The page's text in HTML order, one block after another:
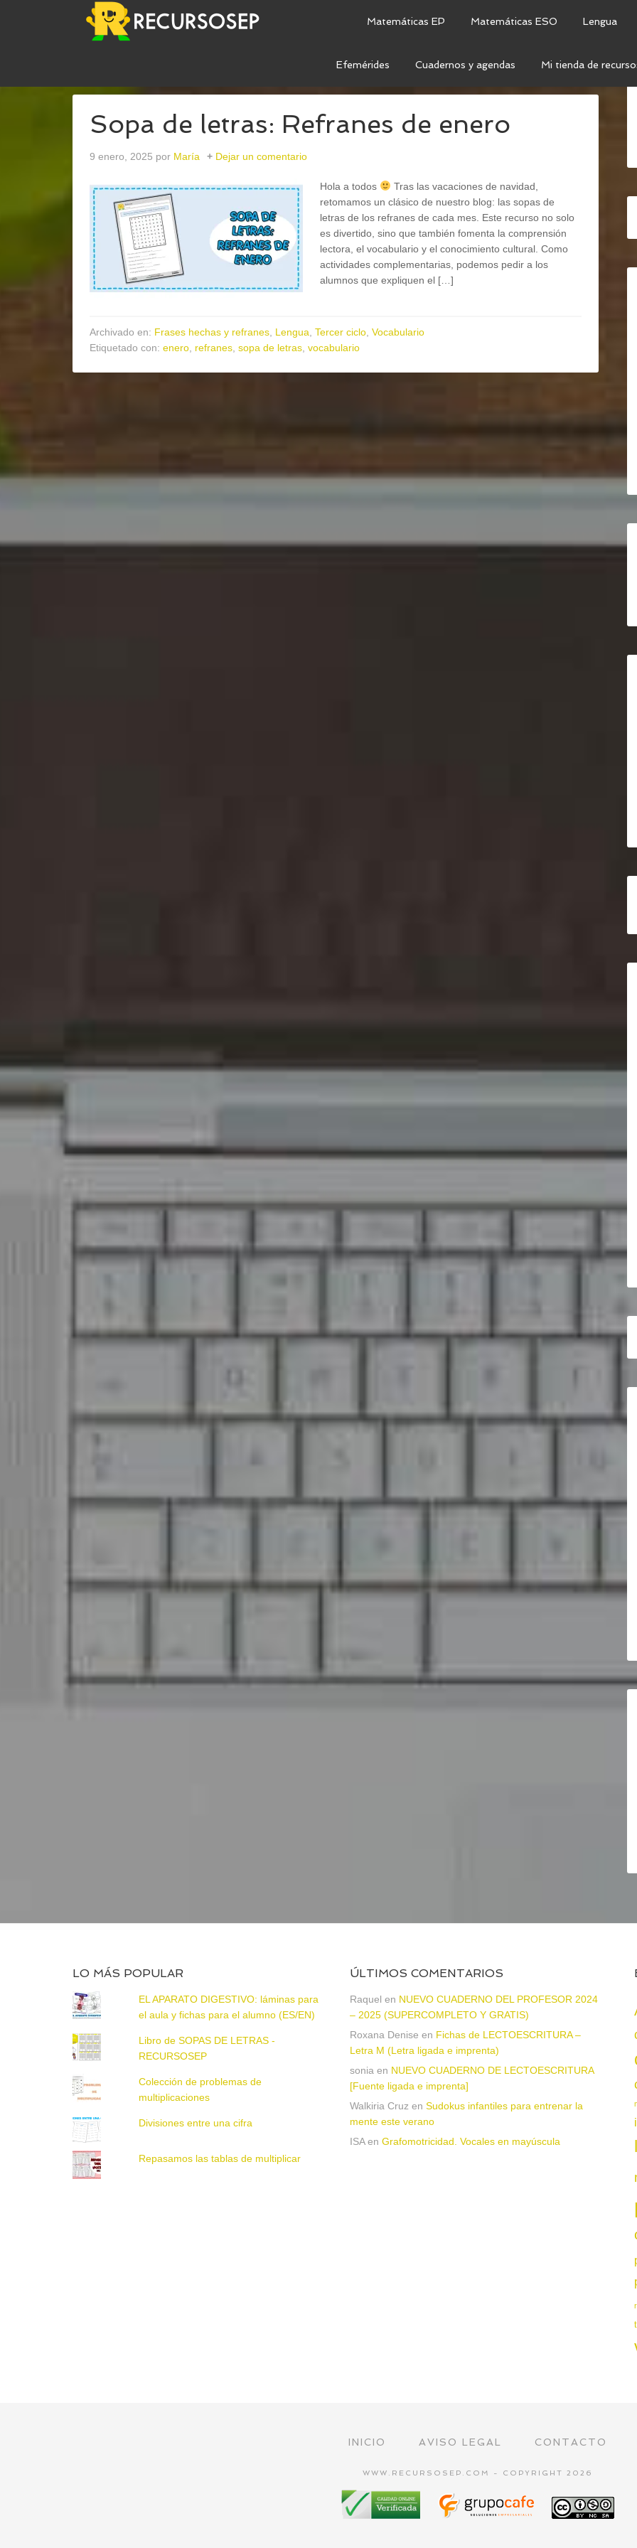
Matemáticas EP Matemáticas ESO Lengua
Efemérides Cuadernos y agendas Mi tienda de
Sopa de letras: Refranes de enero
9 enero, 2025 por María Dejar un comentario
Hola a todos
Tras las vacaciones de navidad,
retomamos un clásico de nuestro blog: las sopas de
letras de los refranes de cada mes. Este recurso no solo
es divertido, sino que también fomenta la comprensión
lectora, el vocabulario y el conocimiento cultural. Como
actividades complementarias, podemos pedir a los
alumnos que expliquen el […]
Archivado en: Frases hechas y refranes Lengua Tercer ciclo Vocabulario
Etiquetado con: enero refranes sopa de letras vocabulario
LO MÁS POPULAR
EL APARATO DIGESTIVO: láminas para
el aula y fichas para el alumno (ES/EN)
Libro de SOPAS DE LETRAS -
RECURSOSEP
Colección de problemas de
multiplicaciones
Divisiones entre una cifra
Repasamos las tablas de multiplicar
ÚLTIMOS COMENTARIOS
Raquel en NUEVO CUADERNO DEL PROFESOR 2024
– 2025 (SUPERCOMPLETO Y GRATIS)
Roxana Denise en Fichas de LECTOESCRITURA –
Letra M (Letra ligada e imprenta)
sonia en NUEVO CUADERNO DE LECTOESCRITURA
[Fuente ligada e imprenta]
Walkiria Cruz en Sudokus infantiles para entrenar la
mente este verano
ISAen Grafomotricidad. Vocales en mayúscula
INICIO AVISO LEGAL CONTACTO
WWW.RECURSOSEP.COM - COPYRIGHT 2026